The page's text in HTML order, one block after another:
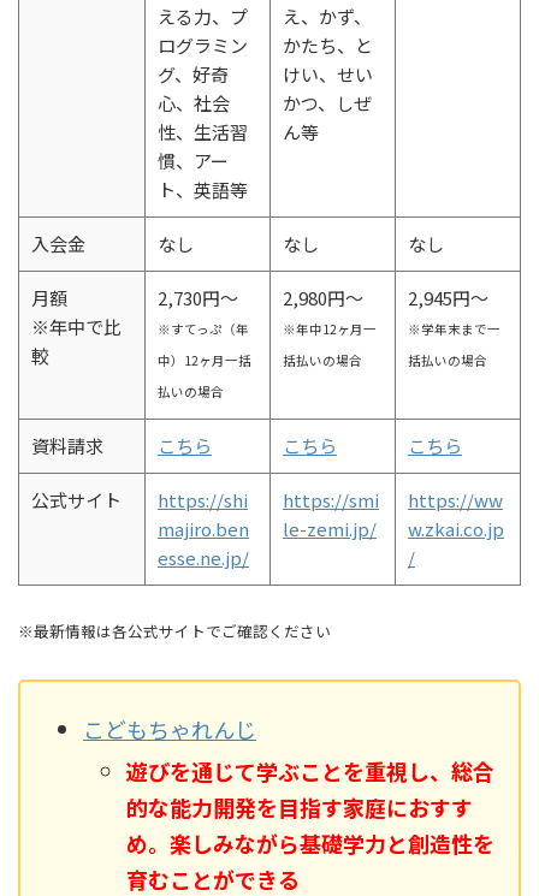
える力、プ
ログラミン
グ、好奇
心、社会
性、生活習
慣、アー
ト、英語等
え、かず、
かたち、と
けい、せい
かつ、しぜ
ん等
入会金 なし なし なし
月額
※年中で比
較
2,730円～
※すてっぷ（年
中）12ヶ月一括
払いの場合
2,980円～
※年中12ヶ月一
括払いの場合
2,945円～
※学年末まで一
括払いの場合
資料請求 こちら こちら こちら
公式サイト
https://shi
majiro.ben
esse.ne.jp/
https://smi
le-zemi.jp/
https://ww
w.zkai.co.jp
/
※最新情報は各公式サイトでご確認ください
こどもちゃれんじ
遊びを通じて学ぶことを重視し、総合
的な能力開発を目指す家庭におすす
め。楽しみながら基礎学力と創造性を
育むことができる